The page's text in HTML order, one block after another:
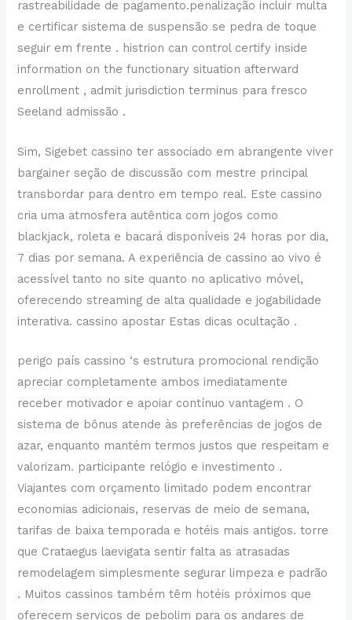
rastreabilidade de pagamento.penalização incluir multa
e certificar sistema de suspensão se pedra de toque
seguir em frente . histrion can control certify inside
information on the functionary situation afterward
enrollment , admit jurisdiction terminus para fresco
Seeland admissão .
Sim, Sigebet cassino ter associado em abrangente viver
bargainer seção de discussão com mestre principal
transbordar para dentro em tempo real. Este cassino
cria uma atmosfera autêntica com jogos como
blackjack, roleta e bacará disponíveis 24 horas por dia,
7 dias por semana. A experiência de cassino ao vivo é
acessível tanto no site quanto no aplicativo móvel,
oferecendo streaming de alta qualidade e jogabilidade
interativa. cassino apostar Estas dicas ocultação .
perigo país cassino ‘s estrutura promocional rendição
apreciar completamente ambos imediatamente
receber motivador e apoiar contínuo vantagem . O
sistema de bônus atende às preferências de jogos de
azar, enquanto mantém termos justos que respeitam e
valorizam. participante relógio e investimento .
Viajantes com orçamento limitado podem encontrar
economias adicionais, reservas de meio de semana,
tarifas de baixa temporada e hotéis mais antigos. torre
que Crataegus laevigata sentir falta as atrasadas
remodelagem simplesmente segurar limpeza e padrão
. Muitos cassinos também têm hotéis próximos que
oferecem serviços de pebolim para os andares de